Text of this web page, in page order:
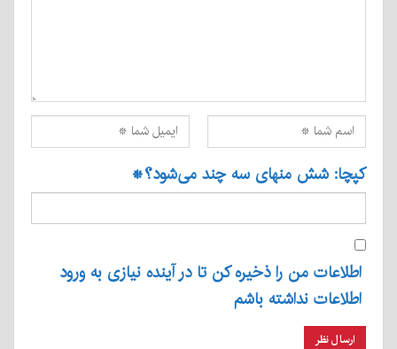
کپچا: شش منهای سه چند می‌شود؟*
اطلاعات من را ذخیره کن تا در آینده نیازی به ورود
اطلاعات نداشته باشم